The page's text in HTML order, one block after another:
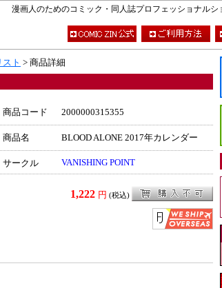
漫画人のためのコミック・同人誌プロフェッショナルシ
ト > 商品詳細
商品コード 2000000315355
商品名 BLOOD ALONE 2017年カレンダー
サークル VANISHING POINT
1,222 円 (税込)